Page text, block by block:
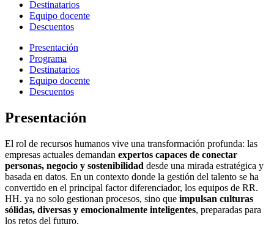
Destinatarios
Equipo docente
Descuentos
Presentación
Programa
Destinatarios
Equipo docente
Descuentos
Presentación
El rol de recursos humanos vive una transformación profunda: las
empresas actuales demandan expertos capaces de conectar
personas, negocio y sostenibilidad desde una mirada estratégica y
basada en datos. En un contexto donde la gestión del talento se ha
convertido en el principal factor diferenciador, los equipos de RR.
HH. ya no solo gestionan procesos, sino que impulsan culturas
sólidas, diversas y emocionalmente inteligentes, preparadas para
los retos del futuro.